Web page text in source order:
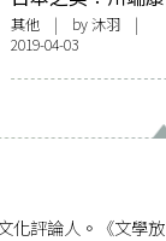
成的美麗與哀愁
其他| by沐羽|
2019-04-03
化評論人。《文學放